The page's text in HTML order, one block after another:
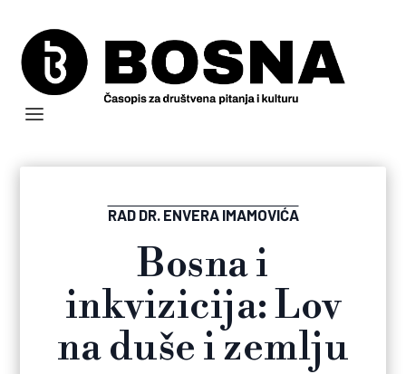
RAD DR. ENVERA IMAMOVIĆA
Bosna i
inkvizicija: Lov
na duše i zemlju